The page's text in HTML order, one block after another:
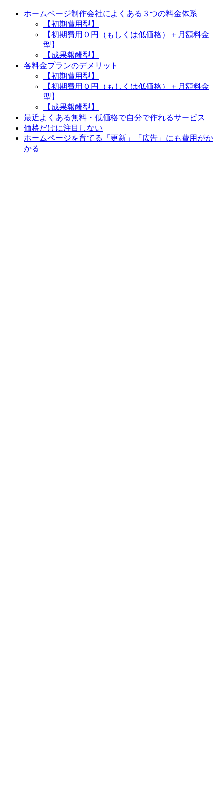
ホームページ制作会社によくある３つの料金体系
【初期費用型】
【初期費用０円（もしくは低価格）＋月額料金
型】
【成果報酬型】
各料金プランのデメリット
【初期費用型】
【初期費用０円（もしくは低価格）＋月額料金
型】
【成果報酬型】
最近よくある無料・低価格で自分で作れるサービス
価格だけに注目しない
ホームページを育てる「更新」「広告」にも費用がか
かる